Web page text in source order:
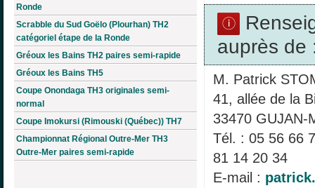
Ronde
Scrabble du Sud Goëlo (Plourhan) TH2
catégoriel étape de la Ronde
Gréoux les Bains TH2 paires semi-rapide
Gréoux les Bains TH5
Coupe Onondaga TH3 originales semi-
normal
Coupe Imokursi (Rimouski (Québec)) TH7
Championnat Régional Outre-Mer TH3
Outre-Mer paires semi-rapide
auprès de
M. Patrick
41, allée de la
33470 GUJAN-
Tél. : 05 56 66
81 14 20 34
E-mail :